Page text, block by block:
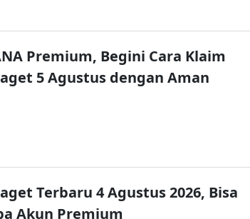
Premium, Begini Cara Klaim
5 Agustus dengan Aman
Terbaru 4 Agustus 2026, Bisa
Akun Premium